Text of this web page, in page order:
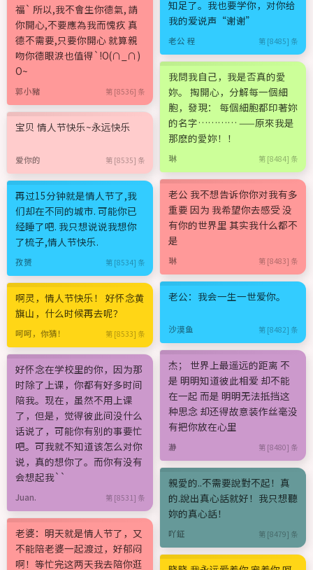
福` 所以,我不會生你德氣, 請
你開心,不要應為我而愧疚 真
德不需要,只要你開心 就算親
吻你德眼淚也值得`!O(∩_∩)
O~
郭小豬 第 [8536] 条
宝贝 情人节快乐~永远快乐
爱你的 第 [8535] 条
再过15分钟就是情人节了,我
们却在不同的城市. 可能你已
经睡了吧. 我只想说说我想你
了梳子,情人节快乐.
孜赟 第 [8534] 条
啊灵，情人节快乐！ 好怀念黄
旗山，什么时候再去呢？
呵呵，你猜！ 第 [8533] 条
好怀念在学校里的你，因为那
时除了上课，你都有好多时间
陪我。现在，虽然不用上课
了，但是，觉得彼此间没什么
话说了，可能你有别的事要忙
吧。可我就不知道该怎么对你
说，真的想你了。而你有没有
会想起我``
Juan. 第 [8531] 条
老婆：明天就是情人节了，又
不能陪老婆一起渡过，好郁闷
啊！等忙完这两天我去陪你逛
知足了。我也要学你，对你给
我的爱说声“谢谢”
老公 程 第 [8485] 条
我問我自己，我是否真的愛
妳。 掏開心，分解每一個細
胞，發現： 每個細胞都印著妳
的名字………… ——原來我是
那麽的愛妳！！
琳 第 [8484] 条
老公 我不想告诉你你对我有多
重要 因为 我希望你去感受 没
有你的世界里 其实我什么都不
是
琳 第 [8483] 条
老公：我会一生一世爱你。
沙漠鱼 第 [8482] 条
杰； 世界上最遥远的距离 不
是 明明知道彼此相爱 却不能
在一起 而是 明明无法抵挡这
种思念 却还得故意装作丝毫没
有把你放在心里
瀞 第 [8480] 条
親愛的..不需要說對不起！真
的.說出真心話就好！我只想聽
妳的真心話！
吖鉦 第 [8479] 条